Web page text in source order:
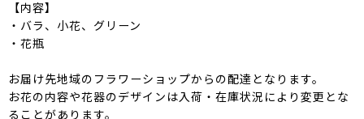
【内容】
・バラ、小花、グリーン
・花瓶
お届け先地域のフラワーショップからの配達となります。
お花の内容や花器のデザインは入荷・在庫状況により変更とな
ることがあります。